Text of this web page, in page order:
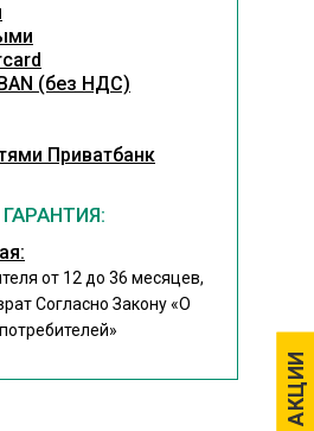
АКЦИИ
АКЦИИ
(без НДС)
Приватбанк
ГАРАНТИЯ:
от 12 до 36 месяцев,
Согласно Закону«О